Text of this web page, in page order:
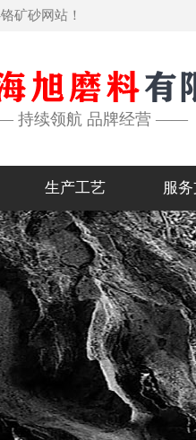
矿砂网站！
持续领航 品牌经营 ——
生产工艺 服